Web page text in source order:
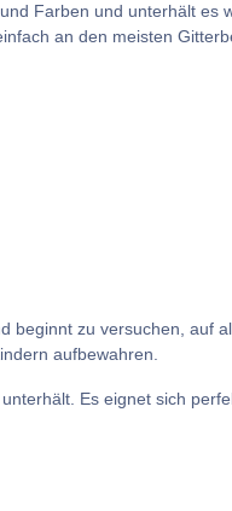
Farben und unterhält es
an den meisten
beginnt zu versuchen, auf
aufbewahren.
Es eignet sich